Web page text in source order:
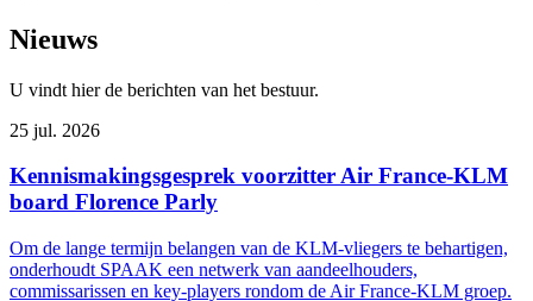
Nieuws
U vindt hier de berichten van het bestuur.
25 jul. 2026
Kennismakingsgesprek voorzitter Air France-KLM
board Florence Parly
Om de lange termijn belangen van de KLM-vliegers te behartigen,
onderhoudt SPAAK een netwerk van aandeelhouders,
commissarissen en key-players rondom de Air France-KLM groep.